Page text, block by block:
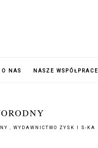
O NAS NASZE WSPÓŁPRACE
WYDAWNICTWO ZYSK I S-KA